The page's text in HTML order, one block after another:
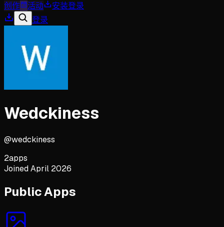
创作 活动 安装登录
登录
Wedckiness
@wedckiness
2apps
JoinedApril 2026
Public Apps